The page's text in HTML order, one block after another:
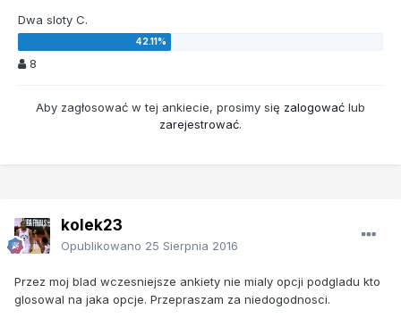
Dwa sloty C.
8
Aby zagłosować w tej ankiecie, prosimy się zalogować lub
zarejestrować.
kolek23
Opublikowano 25 Sierpnia 2016
Przez moj blad wczesniejsze ankiety nie mialy opcji podgladu kto
glosowal na jaka opcje. Przepraszam za niedogodnosci.